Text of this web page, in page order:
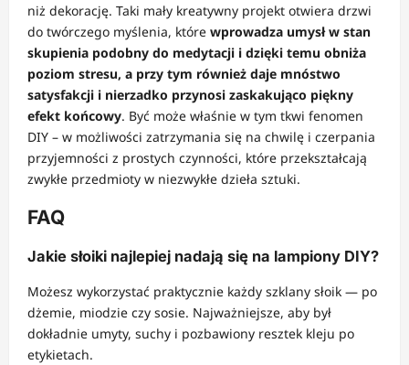
niż dekorację. Taki mały kreatywny projekt otwiera drzwi
do twórczego myślenia, które wprowadza umysł w stan
skupienia podobny do medytacji i dzięki temu obniża
poziom stresu, a przy tym również daje mnóstwo
satysfakcji i nierzadko przynosi zaskakująco piękny
efekt końcowy. Być może właśnie w tym tkwi fenomen
DIY – w możliwości zatrzymania się na chwilę i czerpania
przyjemności z prostych czynności, które przekształcają
zwykłe przedmioty w niezwykłe dzieła sztuki.
FAQ
Jakie słoiki najlepiej nadają się na lampiony DIY?
Możesz wykorzystać praktycznie każdy szklany słoik — po
dżemie, miodzie czy sosie. Najważniejsze, aby był
dokładnie umyty, suchy i pozbawiony resztek kleju po
etykietach.